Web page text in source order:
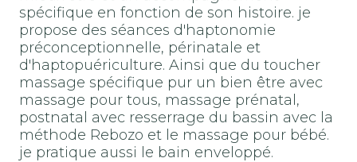
spécifique en fonction de son histoire. je
propose des séances d'haptonomie
préconceptionnelle, périnatale et
d'haptopuériculture. Ainsi que du toucher
massage spécifique pur un bien être avec
massage pour tous, massage prénatal,
postnatal avec resserrage du bassin avec la
méthode Rebozo et le massage pour bébé.
je pratique aussi le bain enveloppé.